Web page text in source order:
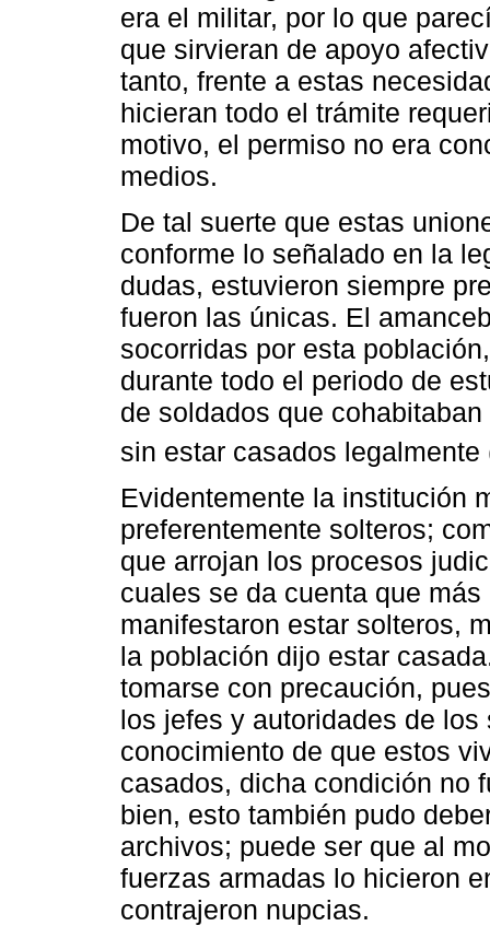
era el militar, por lo que
que sirvieran de apoyo
tanto, frente a estas
hicieran todo el trámite
motivo, el permiso no era
medios.
De tal suerte que estas
conforme lo señalado en la
dudas, estuvieron siempre
fueron las únicas. El
socorridas por esta
durante todo el periodo de
de soldados que
sin estar casados legalmente
Evidentemente la institución
preferentemente solteros;
que arrojan los procesos
cuales se da cuenta que
manifestaron estar solteros,
la población dijo estar
tomarse con precaución,
los jefes y autoridades de
conocimiento de que estos
casados, dicha condición no
bien, esto también pudo
archivos; puede ser que al
fuerzas armadas lo hicieron
contrajeron nupcias.